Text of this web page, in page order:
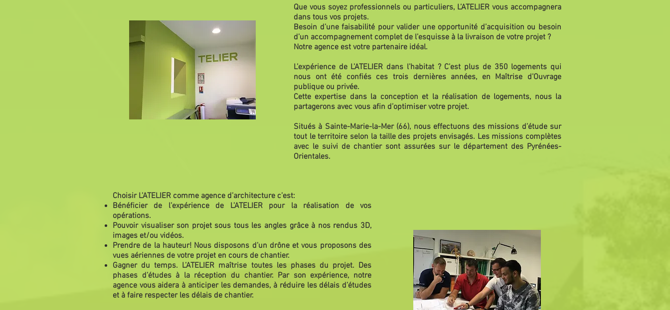
Que vous soyez professionnels ou particuliers, L’ATELIER vous accompagnera
dans tous vos projets.
Besoin d’une faisabilité pour valider une opportunité d’acquisition ou besoin
d’un accompagnement complet de l’esquisse à la livraison de votre projet ?
Notre agence est votre partenaire idéal.
L’expérience de L’ATELIER dans l’habitat ? C’est plus de 350 logements qui
nous ont été confiés ces trois dernières années, en Maîtrise d’Ouvrage
publique ou privée.
Cette expertise dans la conception et la réalisation de logements, nous la
partagerons avec vous afin d’optimiser votre projet.
Situés à Sainte-Marie-la-Mer (66), nous effectuons des missions d’étude sur
tout le territoire selon la taille des projets envisagés. Les missions complètes
avec le suivi de chantier sont assurées sur le département des Pyrénées-
Orientales.
Choisir L’ATELIER comme agence d’architecture c’est:
Bénéficier de l’expérience de L’ATELIER pour la réalisation de vos
opérations.
Pouvoir visualiser son projet sous tous les angles grâce à nos rendus 3D,
images et/ou vidéos.
Prendre de la hauteur! Nous disposons d’un drône et vous proposons des
vues aériennes de votre projet en cours de chantier.
Gagner du temps. L’ATELIER maîtrise toutes les phases du projet. Des
phases d’études à la réception du chantier. Par son expérience, notre
agence vous aidera à anticiper les demandes, à réduire les délais d’études
et à faire respecter les délais de chantier.